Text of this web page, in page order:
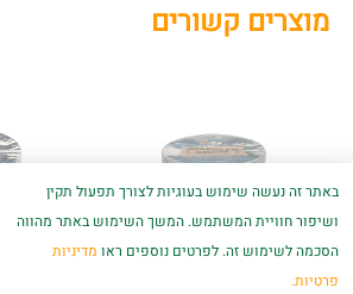
מוצרים קשורים
באתר זה נעשה שימוש בעוגיות לצורך תפעול תקין
ושיפור חוויית המשתמש. המשך השימוש באתר מהווה
הסכמה לשימוש זה. לפרטים נוספים ראו מדיניות
פרטיות.